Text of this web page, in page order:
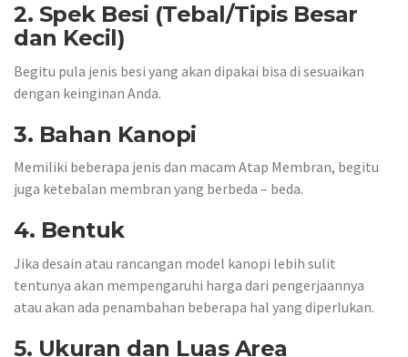
2. Spek Besi (Tebal/Tipis Besar
dan Kecil)
Begitu pula jenis besi yang akan dipakai bisa di sesuaikan
dengan keinginan Anda.
3. Bahan Kanopi
Memiliki beberapa jenis dan macam Atap Membran, begitu
juga ketebalan membran yang berbeda – beda.
4. Bentuk
Jika desain atau rancangan model kanopi lebih sulit
tentunya akan mempengaruhi harga dari pengerjaannya
atau akan ada penambahan beberapa hal yang diperlukan.
5. Ukuran dan Luas Area